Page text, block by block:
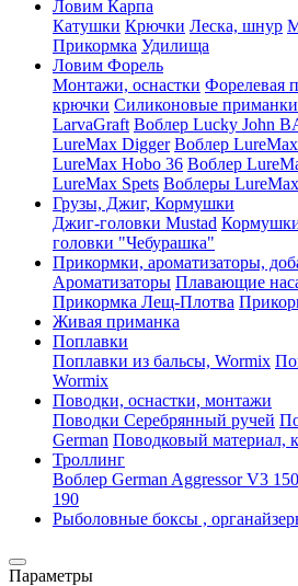
Ловим Карпа
Катушки Крючки Леска, шнур
Прикормка Удилища
Ловим Форель
Монтажи, оснастки Форелевая
крючки Силиконовые
LarvaGraft Воблер Lucky John
LureMax Digger Воблер
LureMax Hobo 36 Воблер
LureMax Spets Воблеры LureMax
Грузы, Джиг, Кормушки
Джиг-головки Mustad
головки "Чебурашка"
Прикормки, ароматизаторы,
Ароматизаторы Плавающие
Прикормка Лещ-Плотва
Живая приманка
Поплавки
Поплавки из бальсы, Wormix
Wormix
Поводки, оснастки, монтажи
Поводки Серебрянный ручей
German Поводковый материал,
Троллинг
Воблер German Aggressor V3 150
190
Рыболовные боксы ,
Параметры